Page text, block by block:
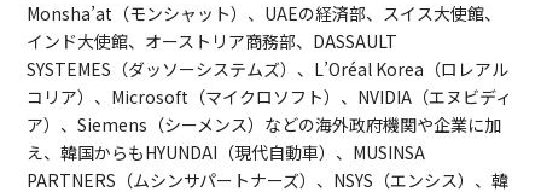
Monsha’at（モンシャット）、UAEの経済部、スイス大使館、
インド大使館、オーストリア商務部、DASSAULT
SYSTEMES（ダッソーシステムズ）、L’Oréal Korea（ロレアル
コリア）、Microsoft（マイクロソフト）、NVIDIA（エヌビディ
ア）、Siemens（シーメンス）などの海外政府機関や企業に加
え、韓国からもHYUNDAI（現代自動車）、MUSINSA
PARTNERS（ムシンサパートナーズ）、NSYS（エンシス）、韓